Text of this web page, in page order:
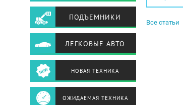
Все статьи
ПОДЪЕМНИКИ
ЛЕГКОВЫЕ АВТО
НОВАЯ ТЕХНИКА
ОЖИДАЕМАЯ ТЕХНИКА